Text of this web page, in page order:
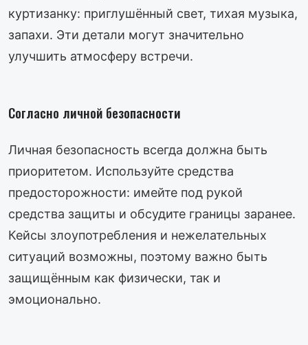
куртизанку: приглушённый свет, тихая музыка,
запахи. Эти детали могут значительно
улучшить атмосферу встречи.
Согласно личной безопасности
Личная безопасность всегда должна быть
приоритетом. Используйте средства
предосторожности: имейте под рукой
средства защиты и обсудите границы заранее.
Кейсы злоупотребления и нежелательных
ситуаций возможны, поэтому важно быть
защищённым как физически, так и
эмоционально.